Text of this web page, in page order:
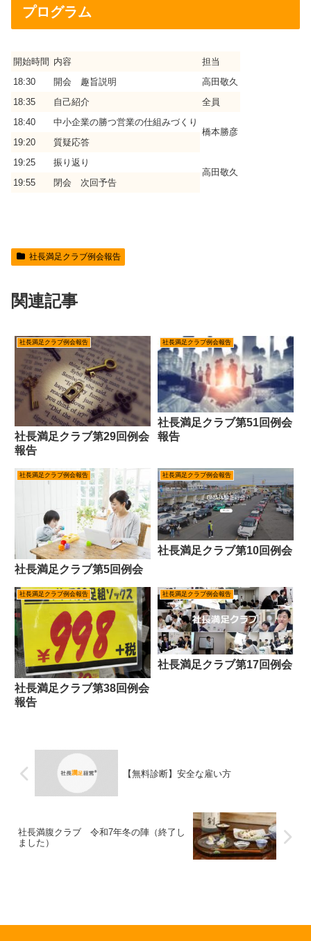
プログラム
開始時間 内容
担当
18:30
開会 趣旨説明
高田敬久
18:35
自己紹介
全員
18:40
中小企業の勝つ営業の仕組みづくり
橋本勝彦
19:20
質疑応答
19:25
振り返り
高田敬久
19:55
閉会 次回予告
社長満足クラブ例会報告
関連記事
社長満足クラブ例会報告
社長満足クラブ第29回例会
報告
社長満足クラブ例会報告
社長満足クラブ第51回例会
報告
社長満足クラブ例会報告
社長満足クラブ第5回例会
社長満足クラブ例会報告
社長満足クラブ第10回例会
社長満足クラブ例会報告
社長満足クラブ第38回例会
報告
社長満足クラブ例会報告
社長満足クラブ第17回例会
【無料診断】安全な雇い方
社長満腹クラブ 令和7年冬の陣（終了し
ました）